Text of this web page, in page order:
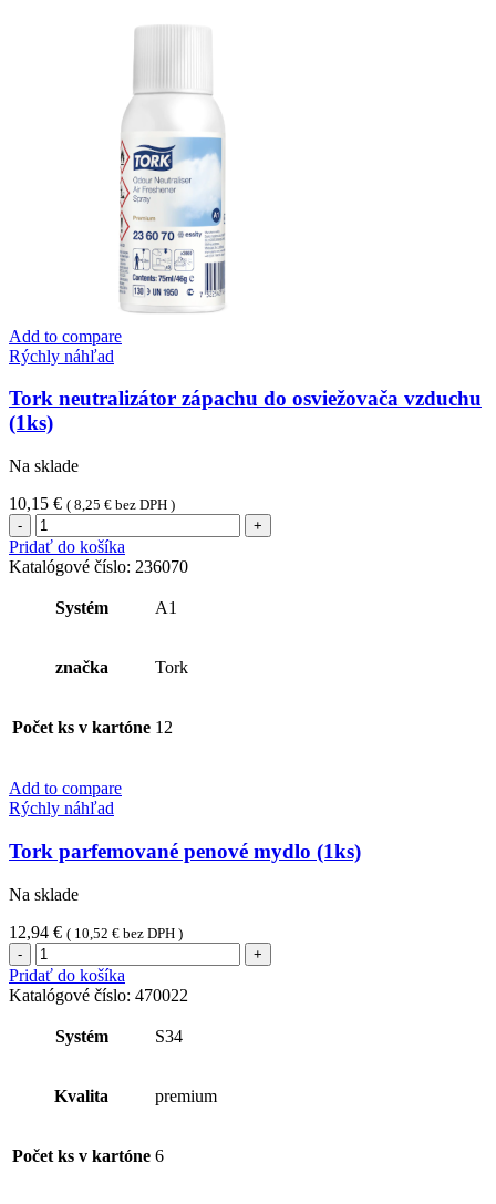
Add to compare
Rýchly náhľad
Tork neutralizátor zápachu do osviežovača vzduchu
(1ks)
Na sklade
10,15 € ( 8,25 € bez DPH )
množstvo
Tork
neutralizátor
zápachu
osviežovača
(1ks)
Pridať do košíka
Katalógové číslo: 236070
Systém A1
značka Tork
Počet ks v kartóne 12
Add to compare
Rýchly náhľad
Tork parfemované penové mydlo (1ks)
Na sklade
12,94 € ( 10,52 € bez DPH )
množstvo
Tork
parfemované
penové
mydlo
(1ks)
Pridať do košíka
Katalógové číslo: 470022
Systém S34
Kvalita premium
Počet ks v kartóne 6